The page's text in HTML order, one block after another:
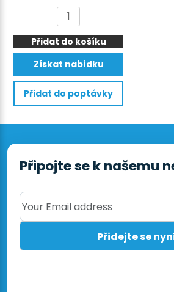
cena
byla:
340 €.239 €.
Elektrocentrála
3
kW
NL3500
množství
Přidat do košíku
Získat nabídku
Přidat do poptávky
Připojte se k našemu
Your Email address